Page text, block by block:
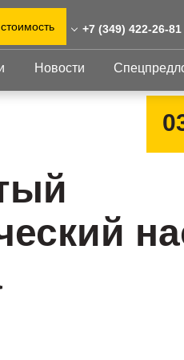
+7 (349) 422-26-81
422-26-81
Губкина, 14А
склад: Калужская
район Боровский,
парк "Ворсино",
Изделия из
перфорированных
листов
Новости